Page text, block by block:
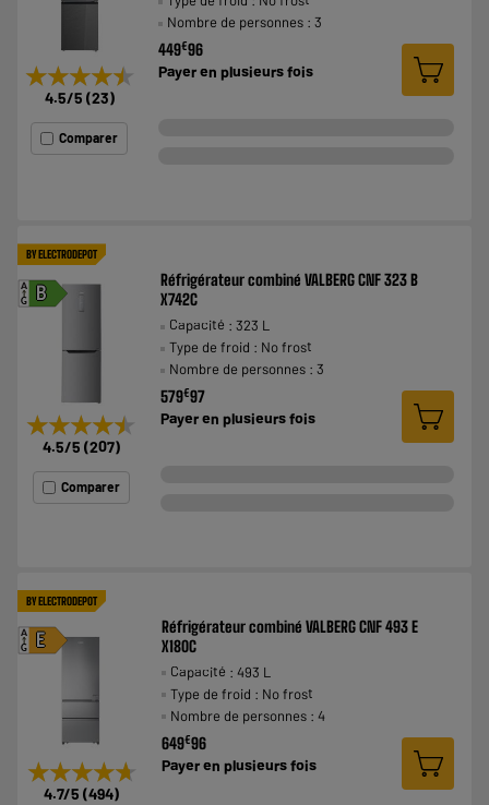
★★★★★
★★★★★
4.5/5 (23)
Comparer
Nombre de personnes : 3
449€96
Payer en plusieurs fois
BY ELECTRODEPOT
B
A
G
★★★★★
★★★★★
4.5/5 (207)
Comparer
Réfrigérateur combiné VALBERG CNF 323 B
X742C
Capacité : 323 L
Type de froid : No frost
Nombre de personnes : 3
579€97
Payer enplusieurs fois
BY ELECTRODEPOT
E
A
G
★★★★★
★★★★★
4.7/5 (494)
Réfrigérateur combiné VALBERG CNF 493 E
X180C
Capacité : 493 L
Type de froid : No frost
Nombre de personnes : 4
649€96
Payer enplusieurs fois